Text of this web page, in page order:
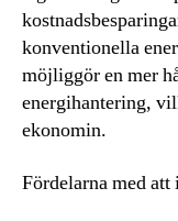
konventionella
möjliggör en mer
energihantering,
ekonomin.
Fördelarna med